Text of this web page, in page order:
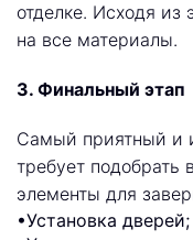
отделке. Исходя из
на все материалы.
3. Финальный этап
Самый приятный и
требует подобрать
элементы для
•Установка дверей;